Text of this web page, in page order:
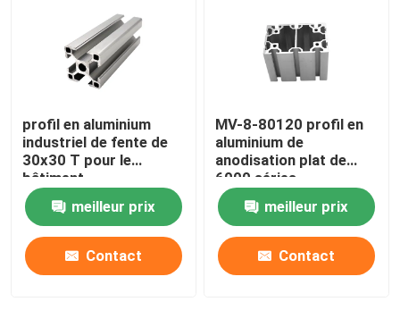
profil en aluminium
industriel de fente de
30x30 T pour le
bâtiment
meilleur prix
Contact
MV-8-80120 profil en
aluminium de
anodisation plat de
6000 séries
meilleur prix
Contact